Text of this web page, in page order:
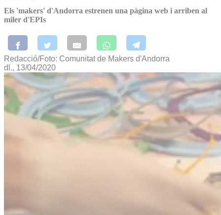
Els 'makers' d'Andorra estrenen una pàgina web i arriben al
miler d'EPIs
Redacció/Foto: Comunitat de Makers d'Andorra
dl., 13/04/2020